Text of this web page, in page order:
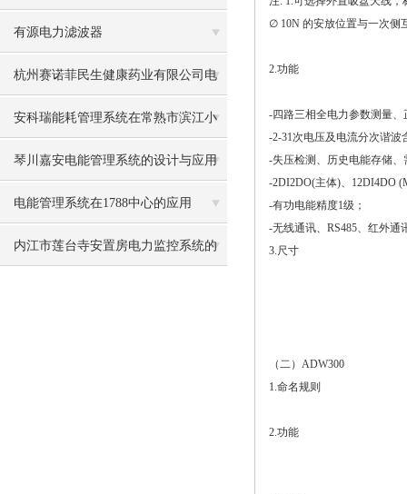
耗监测系统的研究与应用
有源电力滤波器
杭州赛诺菲民生健康药业有限公司电
力管理系统
安科瑞能耗管理系统在常熟市滨江小
学的应用
琴川嘉安电能管理系统的设计与应用
电能管理系统在1788中心的应用
内江市莲台寺安置房电力监控系统的
∅ 10N 的安放位置与一次侧
2.功能
-四路三相全电力参数测量
-2-31次电压及电流分次谐
-失压检测、历史电能存储
-2DI2DO(主体)、12DI4DO
-有功电能精度1级；
-无线通讯、RS485、红外通
3.尺寸
（二）ADW300
1.命名规则
2.功能